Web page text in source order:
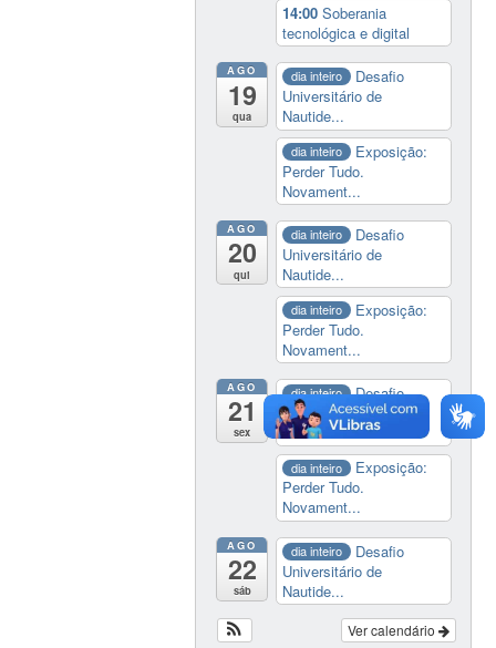
14:00Soberania
tecnológica e digital
AGO
19
qua
dia inteiro
Desafio
Universitário de
Nautide...
dia inteiro
Exposição:
Perder Tudo.
Novament...
AGO
20
qui
dia inteiro
Desafio
Universitário de
Nautide...
dia inteiro
Exposição:
Perder Tudo.
Novament...
AGO
21
sex
dia inteiro
Desafio
Universitário de
Nautide...
dia inteiro
Exposição:
Perder Tudo.
Novament...
AGO
22
sáb
dia inteiro
Desafio
Universitário de
Nautide...
Ver calendário